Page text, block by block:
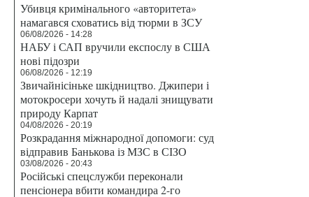
Убивця кримінального «авторитета»
намагався сховатись від тюрми в ЗСУ
06/08/2026 - 14:28
НАБУ і САП вручили експослу в США
нові підозри
06/08/2026 - 12:19
Звичайнісіньке шкідництво. Джипери і
мотокросери хочуть й надалі знищувати
природу Карпат
04/08/2026 - 20:19
Розкрадання міжнародної допомоги: суд
відправив Банькова із МЗС в СІЗО
03/08/2026 - 20:43
Російські спецслужби переконали
пенсіонера вбити командира 2-го